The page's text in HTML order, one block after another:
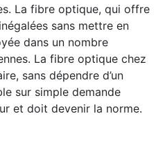
La fibre optique, qui offre
sans mettre en
dans un nombre
La fibre optique chez
sans dépendre d’un
sur simple demande
et doit devenir la norme.